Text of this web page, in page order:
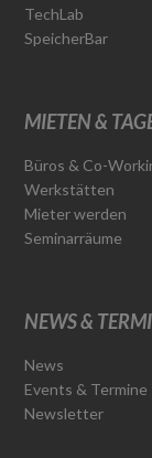
TechLab
SpeicherBar
MIETEN &
Büros & Co-
Werkstätten
Mieter werden
Seminarräume
NEWS &
News
Events & Termine
Newsletter